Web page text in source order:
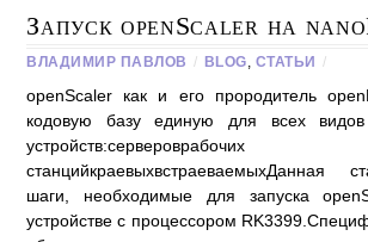
Запуск openScaler на
ВЛАДИМИР ПАВЛОВ / BLOG, СТАТЬИ /
openScaler как и его прородитель
кодовую базу единую для всех видов
устройств:сервероврабочих
станцийкраевыхвстраеваемыхДанная
шаги, необходимые для запуска
устройстве с процессором